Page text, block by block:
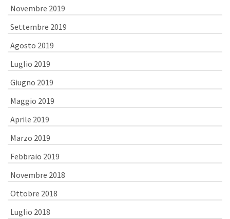
Novembre 2019
Settembre 2019
Agosto 2019
Luglio 2019
Giugno 2019
Maggio 2019
Aprile 2019
Marzo 2019
Febbraio 2019
Novembre 2018
Ottobre 2018
Luglio 2018